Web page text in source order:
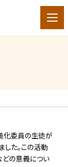
化委員の生徒が
た。この活動
どの意義につい